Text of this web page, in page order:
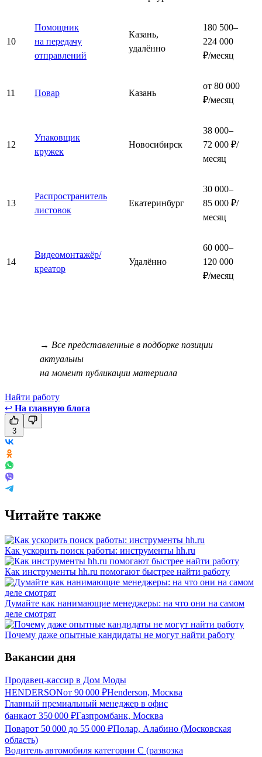
10
Помощник
на передачу
отправлений
Казань,
удалённо
180 500–
224 000
₽/месяц
11 Повар Казань
от 80 000
₽/месяц
12
Упаковщик
кружек
Новосибирск
38 000–
72 000 ₽/
месяц
13
Распространитель
листовок
Екатеринбург
30 000–
85 000 ₽/
месяц
14
Видеомонтажёр/
креатор
Удалённо
60 000–
120 000
₽/месяц
→ Все представленные в подборке позиции
актуальны
на момент публикации материала
Найти работу
↩ На главную блога
3
Читайте также
Как ускорить поиск работы: инструменты hh.ru
Как инструменты hh.ru помогают быстрее найти работу
Думайте как нанимающие менеджеры: на что они на самом
деле смотрят
Почему даже опытные кандидаты не могут найти работу
Вакансии дня
Продавец-кассир в Дом Моды
HENDERSONот 90 000 ₽Henderson, Москва
Главный премиальный менеджер в офис
банкаот 350 000 ₽Газпромбанк, Москва
Поварот 50 000 до 55 000 ₽Полар, Алабино (Московская
область)
Водитель автомобиля категории C (развозка